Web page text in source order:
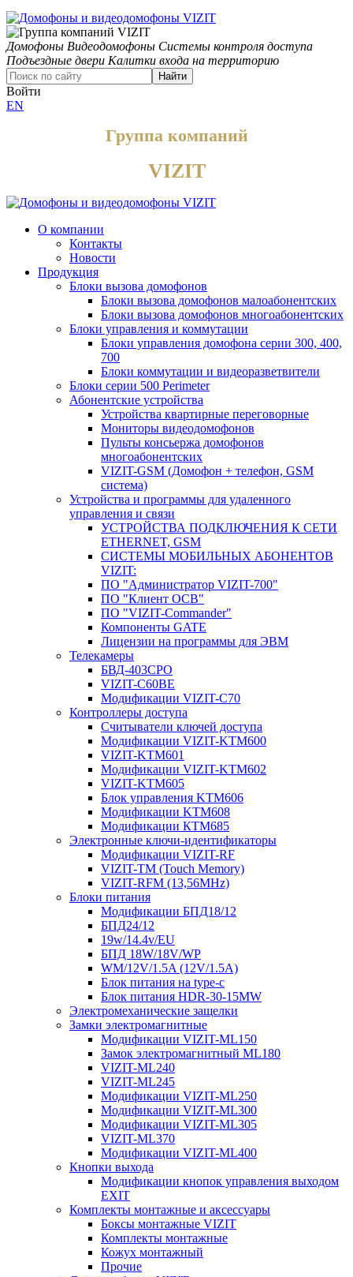
Домофоны Видеодомофоны Системы контроля доступа
Подъездные двери Калитки входа на территорию
Найти
Войти
EN
Группа компаний
VIZIT
О компании
Контакты
Новости
Продукция
Блоки вызова домофонов
Блоки вызова домофонов малоабонентских
Блоки вызова домофонов многоабонентских
Блоки управления и коммутации
Блоки управления домофона серии 300, 400,
700
Блоки коммутации и видеоразветвители
Блоки серии 500 Perimeter
Абонентские устройства
Устройства квартирные переговорные
Мониторы видеодомофонов
Пульты консьержа домофонов
многоабонентских
VIZIT-GSM (Домофон + телефон, GSM
система)
Устройства и программы для удаленного
управления и связи
УСТРОЙСТВА ПОДКЛЮЧЕНИЯ К СЕТИ
ETHERNET, GSM
CИСТЕМЫ МОБИЛЬНЫХ АБОНЕНТОВ
VIZIT:
ПО "Администратор VIZIT-700"
ПО "Клиент ОСВ"
ПО "VIZIT-Commander"
Компоненты GATE
Лицензии на программы для ЭВМ
Телекамеры
БВД-403СРО
VIZIT-С60BE
Модификации VIZIT-C70
Контроллеры доступа
Считыватели ключей доступа
Модификации VIZIT-KTM600
VIZIT-KTM601
Модификации VIZIT-KTM602
VIZIT-KTM605
Блок управления KTM606
Модификации KTM608
Модификации КТМ685
Электронные ключи-идентификаторы
Модификации VIZIT-RF
VIZIT-TM (Touch Memory)
VIZIT-RFM (13,56MHz)
Блоки питания
Модификации БПД18/12
БПД24/12
19w/14.4v/EU
БПД 18W/18V/WP
WM/12V/1.5A (12V/1.5A)
Блок питания на type-c
Блок питания HDR-30-15MW
Электромеханические защелки
Замки электромагнитные
Модификации VIZIT-ML150
Замок электромагнитный ML180
VIZIT-ML240
VIZIT-ML245
Модификации VIZIT-ML250
Модификации VIZIT-ML300
Модификации VIZIT-ML305
VIZIT-ML370
Модификации VIZIT-ML400
Кнопки выхода
Модификации кнопок управления выходом
EXIT
Комплекты монтажные и аксессуары
Боксы монтажные VIZIT
Комплекты монтажные
Кожух монтажный
Прочие